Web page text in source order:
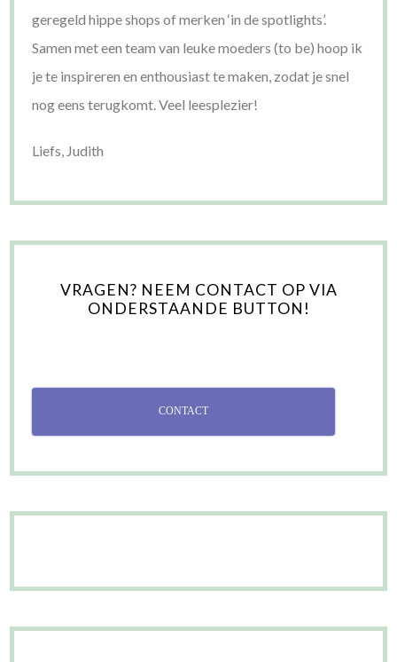
geregeld hippe shops of merken ‘in de spotlights’.
Samen met een team van leuke moeders (to be) hoop ik
je te inspireren en enthousiast te maken, zodat je snel
nog eens terugkomt. Veel leesplezier!
Liefs, Judith
VRAGEN? NEEM CONTACT OP VIA
ONDERSTAANDE BUTTON!
CONTACT